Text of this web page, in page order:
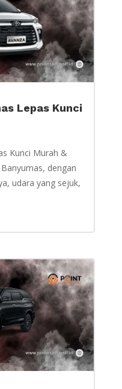
Lepas Kunci
Kunci Murah &
dengan
udara yang sejuk,